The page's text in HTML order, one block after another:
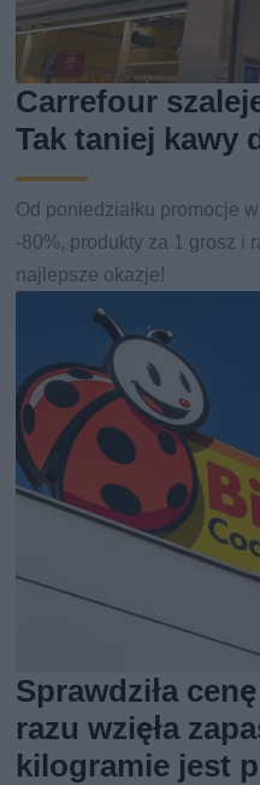
Carrefour
Tak taniej kawy
Od poniedziałku promocje
-80%, produkty za 1 grosz i
najlepsze okazje!
Sprawdziła
razu wzięła
kilogramie jest